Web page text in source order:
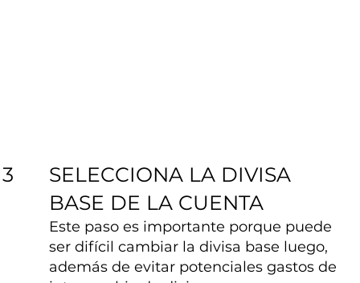
3
SELECCIONA LA DIVISA
BASE DE LA CUENTA
Este paso es importante porque puede
ser difícil cambiar la divisa base luego,
además de evitar potenciales gastos de